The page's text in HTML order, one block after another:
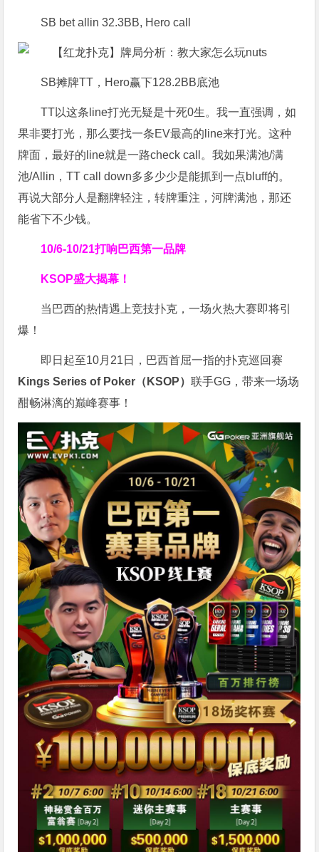
SB bet allin 32.3BB, Hero call
SB摊牌TT，Hero赢下128.2BB底池
TT以这条line打光无疑是十死0生。我一直强调，如
果非要打光，那么要找一条EV最高的line来打光。这种
牌面，最好的line就是一路check call。我如果满池/满
池/Allin，TT call down多多少少是能抓到一点bluff的。
再说大部分人是翻牌轻注，转牌重注，河牌满池，那还
能省下不少钱。
10/6-10/21打响巴西第一品牌
KSOP盛大揭幕！
当巴西的热情遇上竞技扑克，一场火热大赛即将引
爆！
即日起至10月21日，巴西首屈一指的扑克巡回赛
Kings Series of Poker（KSOP）联手GG，带来一场场
酣畅淋漓的巅峰赛事！